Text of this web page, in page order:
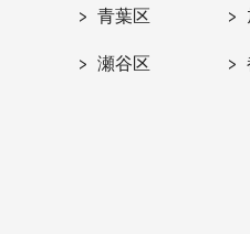
青葉区
瀬谷区